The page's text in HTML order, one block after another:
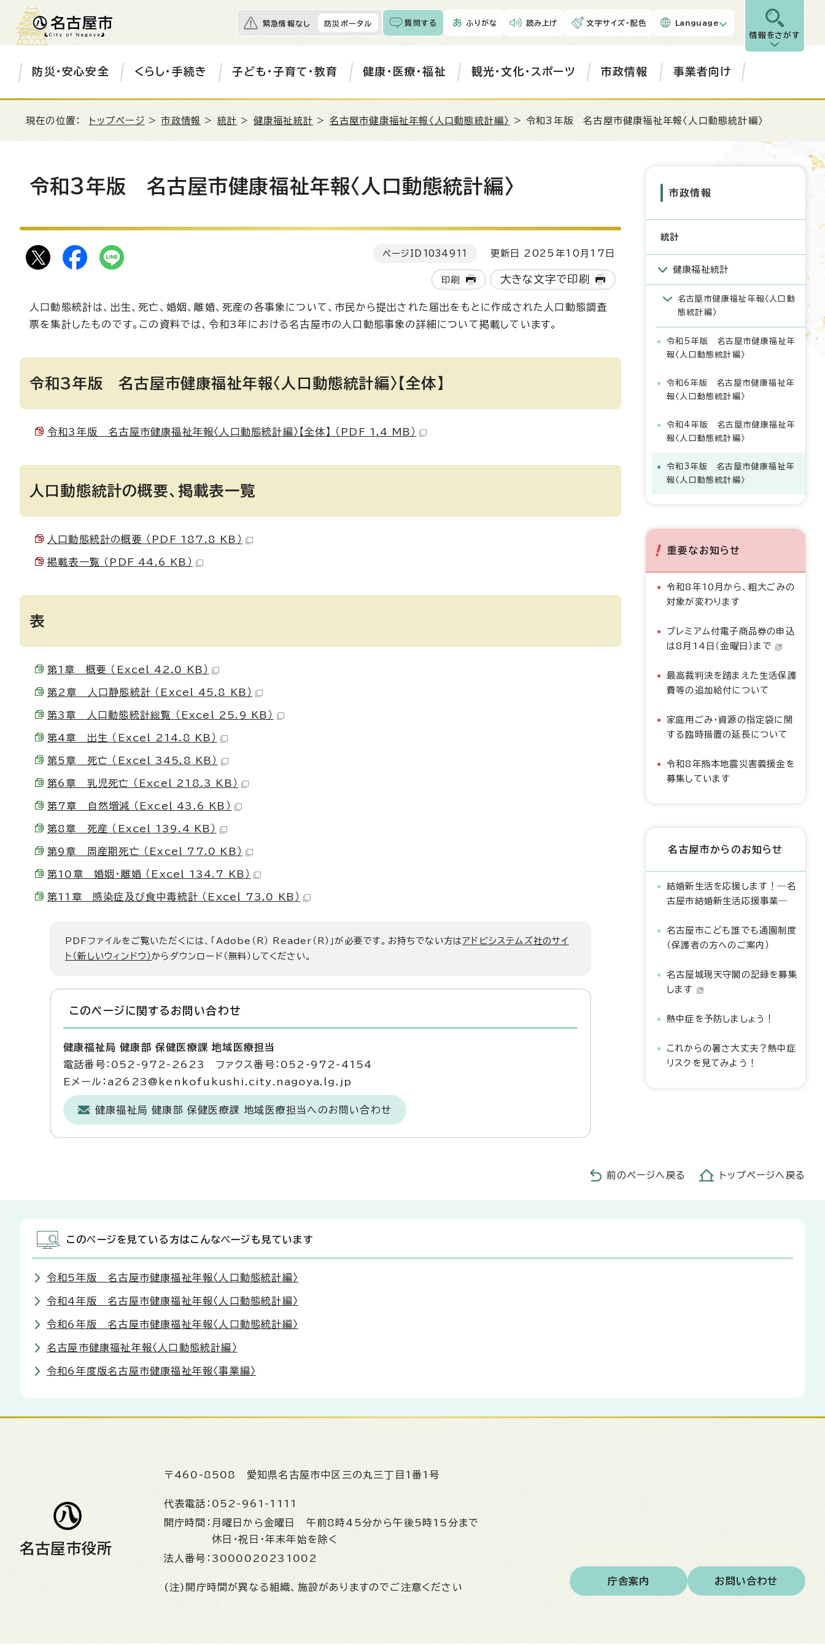
緊急情報なし 防災ポータル 質問する ふりがな 読み上げ 文字サイズ・配色 Language
情報をさがす
防災・安心安全 くらし・手続き 子ども・子育て・教育 健康・医療・福祉 観光・文化・スポーツ 市政情報 事業者向け
現在の位置： トップページ >市政情報 > 統計 > 健康福祉統計 > 名古屋市健康福祉年報〈人口動態統計編〉 > 令和3年版 名古屋市健康福祉年報〈人口動態統計編〉
令和3年版 名古屋市健康福祉年報〈人口動態統計編〉
ページID 1034911 更新日 2025年10月17日
印刷 大きな文字で印刷
人口動態統計は、出生、死亡、婚姻、離婚、死産の各事象について、市民から提出された届出をもとに作成された人口動態調査
票を集計したものです。この資料では、令和3年における名古屋市の人口動態事象の詳細について掲載しています。
令和3年版 名古屋市健康福祉年報〈人口動態統計編〉【全体】
令和3年版 名古屋市健康福祉年報〈人口動態統計編〉【全体】 （PDF 1.4 MB）
人口動態統計の概要、掲載表一覧
人口動態統計の概要 （PDF 187.8 KB）
掲載表一覧 （PDF 44.6 KB）
表
第1章 概要 （Excel 42.0 KB）
第2章 人口静態統計 （Excel 45.8 KB）
第3章 人口動態統計総覧 （Excel 25.9 KB）
第4章 出生 （Excel 214.8 KB）
第5章 死亡 （Excel 345.8 KB）
第6章 乳児死亡 （Excel 218.3 KB）
第7章 自然増減 （Excel 43.6 KB）
第8章 死産 （Excel 139.4 KB）
第9章 周産期死亡 （Excel 77.0 KB）
第10章 婚姻・離婚 （Excel 134.7 KB）
第11章 感染症及び食中毒統計 （Excel 73.0 KB）
PDFファイルをご覧いただくには、「Adobe（R） Reader（R）」が必要です。お持ちでない方はアドビシステムズ社のサイ
ト（新しいウィンドウ）からダウンロード（無料）してください。
このページに関する お問い合わせ
健康福祉局 健康部 保健医療課 地域医療担当
電話番号：052-972-2623 ファクス番号：052-972-4154
Eメール：a2623@kenkofukushi.city.nagoya.lg.jp
健康福祉局 健康部 保健医療課 地域医療担当へのお問い合わせ
市政情報
統計
健康福祉統計
名古屋市健康福祉年報〈人口動
態統計編〉
令和5年版 名古屋市健康福祉年
報〈人口動態統計編〉
令和6年版 名古屋市健康福祉年
報〈人口動態統計編〉
令和4年版 名古屋市健康福祉年
報〈人口動態統計編〉
令和3年版 名古屋市健康福祉年
報〈人口動態統計編〉
重要なお知らせ
令和8年10月から、粗大ごみの
対象が変わります
プレミアム付電子商品券の申込
は8月14日（金曜日）まで
最高裁判決を踏まえた生活保護
費等の追加給付について
家庭用ごみ・資源の指定袋に関
する臨時措置の延長について
令和8年熊本地震災害義援金を
募集しています
名古屋市からのお知らせ
結婚新生活を応援します！―名
古屋市結婚新生活応援事業―
名古屋市こども誰でも通園制度
（保護者の方へのご案内）
名古屋城現天守閣の記録を募集
します
熱中症を予防しましょう！
これからの暑さ大丈夫？熱中症
リスクを見てみよう！
前のページへ戻る トップページへ戻る
このページを見ている方はこんなページも見ています
令和5年版 名古屋市健康福祉年報〈人口動態統計編〉
令和4年版 名古屋市健康福祉年報〈人口動態統計編〉
令和6年版 名古屋市健康福祉年報〈人口動態統計編〉
名古屋市健康福祉年報〈人口動態統計編〉
令和6年度版名古屋市健康福祉年報〈事業編〉
名古屋市役所
〒460-8508 愛知県名古屋市中区三の丸三丁目1番1号
代表電話： 052-961-1111
開庁時間： 月曜日から金曜日 午前8時45分から午後5時15分まで
休日・祝日・年末年始を除く
法人番号： 3000020231002
(注)開庁時間が異なる組織、施設がありますのでご注意ください
庁舎案内 お問い合わせ